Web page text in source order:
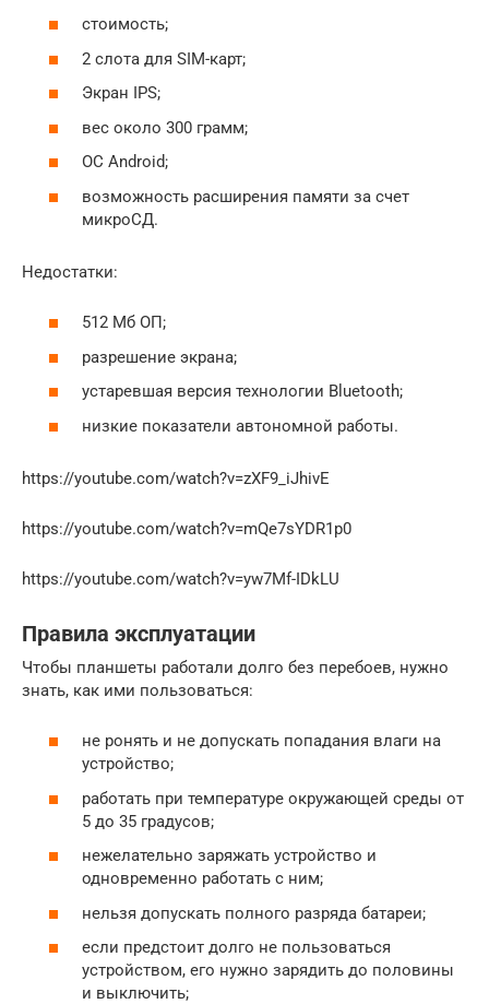
стоимость;
2 слота для SIM-карт;
Экран IPS;
вес около 300 грамм;
ОС Android;
возможность расширения памяти за счет
микроСД.
Недостатки:
512 Мб ОП;
разрешение экрана;
устаревшая версия технологии Bluetooth;
низкие показатели автономной работы.
https://youtube.com/watch?v=zXF9_iJhivE
https://youtube.com/watch?v=mQe7sYDR1p0
https://youtube.com/watch?v=yw7Mf-IDkLU
Правила эксплуатации
Чтобы планшеты работали долго без перебоев, нужно
знать, как ими пользоваться:
не ронять и не допускать попадания влаги на
устройство;
работать при температуре окружающей среды от
5 до 35 градусов;
нежелательно заряжать устройство и
одновременно работать с ним;
нельзя допускать полного разряда батареи;
если предстоит долго не пользоваться
устройством, его нужно зарядить до половины
и выключить;